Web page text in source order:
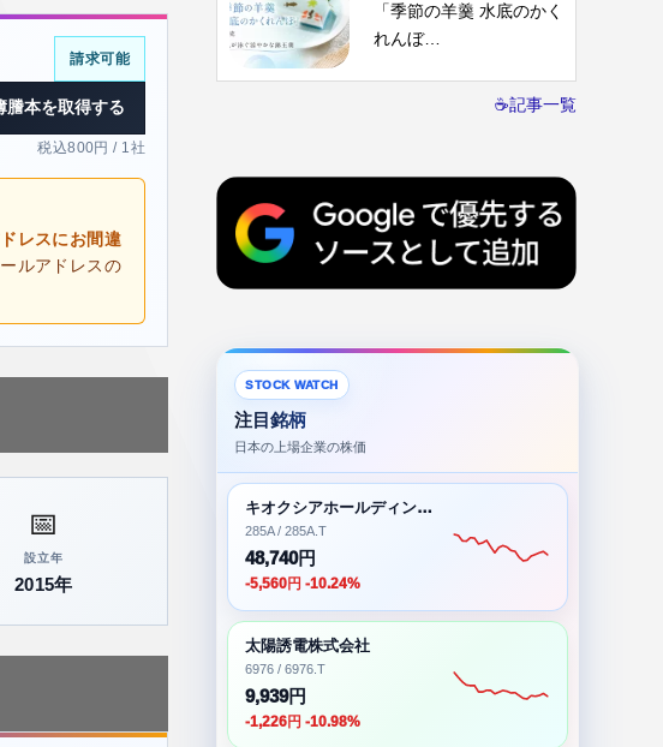
請求可能
謄本を取得する
税込800円 / 1社
レスにお間違
ルアドレスの
📅
設立年
2015年
「季節の羊羹 水底のかく
れんぼ…
☕記事一覧
STOCK WATCH
注目銘柄
日本の上場企業の株価
キオクシアホールディングス株式会社
285A / 285A.T
48,740円
-5,560円 -10.24%
太陽誘電株式会社
6976 / 6976.T
9,939円
-1,226円 -10.98%